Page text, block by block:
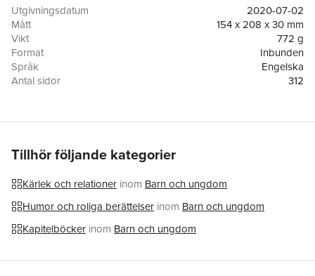
the fastest mum on two wheels… watch out for Monty
Monopolize, the dad who takes all his kids’ toys… and oh no, it’s
Supermum! Brandishing a toilet brush, a mop and a very bad
homemade outfit…
Utgivningsdatum
2020-07-02
Mått
154 x 208 x 30 mm
Vikt
772 g
Format
Inbunden
Språk
Engelska
Antal sidor
312
ISBN
9780008305796
ensure responsible forestry management.
(Certification is by FSC, PEFC or SFI.)
Tillhör följande kategorier
Kärlek och relationer inom Barn och ungdom
Humor och roliga berättelser inom Barn och ungdom
Kapitelböcker inom Barn och ungdom